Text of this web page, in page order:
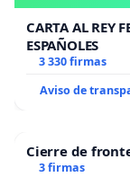
CARTA AL REY
ESPAÑOLES
3 330 firmas
Aviso de
Cierre de
3 firmas